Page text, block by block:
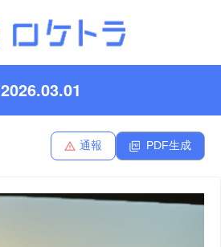
2026.03.01
通報 PDF生成